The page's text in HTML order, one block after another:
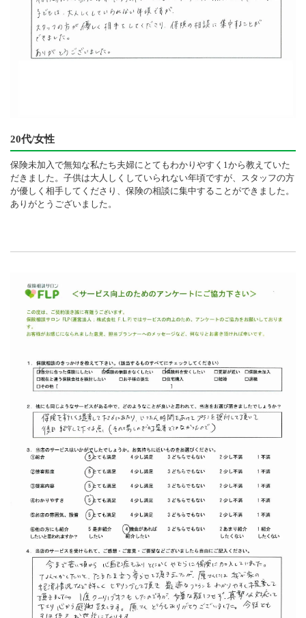
20代/女性
保険未加入で無知な私たち夫婦にとてもわかりやすく1から教えていた
だきました。子供は大人しくしていられない年頃ですが、スタッフの方
が優しく相手してくださり、保険の相談に集中することができました。
ありがとうございました。